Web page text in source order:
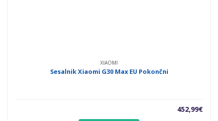
XIAOMI
Sesalnik Xiaomi G30 Max EU Pokončni
452,99€